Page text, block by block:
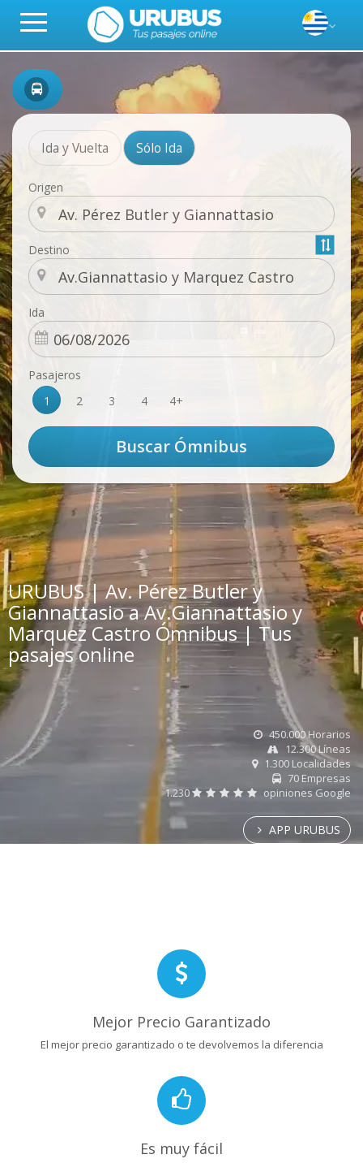
Ida y Vuelta Sólo Ida
Origen
Destino
Ida
Pasajeros
1
2 3 4 4+
URUBUS | Av. Pérez Butler y
Giannattasio a Av.Giannattasio y
Marquez Castro Ómnibus | Tus
pasajes online
450.000 Horarios
12.300 Líneas
1.300 Localidades
70 Empresas
1.230
opiniones Google
APP URUBUS
Mejor Precio Garantizado
El mejor precio garantizado o te devolvemos la diferencia
Es muy fácil